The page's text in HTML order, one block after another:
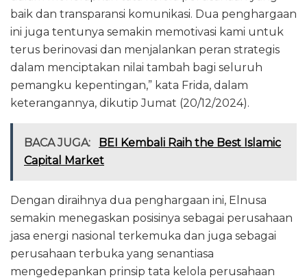
baik dan transparansi komunikasi. Dua penghargaan
ini juga tentunya semakin memotivasi kami untuk
terus berinovasi dan menjalankan peran strategis
dalam menciptakan nilai tambah bagi seluruh
pemangku kepentingan,” kata Frida, dalam
keterangannya, dikutip Jumat (20/12/2024).
BACA JUGA:
BEI Kembali Raih the Best Islamic
Capital Market
Dengan diraihnya dua penghargaan ini, Elnusa
semakin menegaskan posisinya sebagai perusahaan
jasa energi nasional terkemuka dan juga sebagai
perusahaan terbuka yang senantiasa
mengedepankan prinsip tata kelola perusahaan